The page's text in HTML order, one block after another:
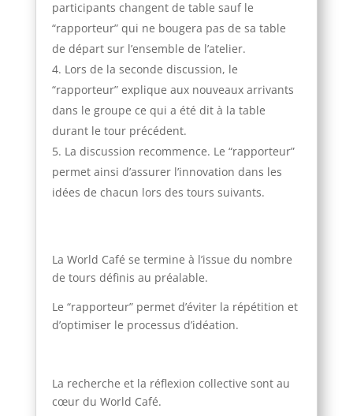
participants changent de table sauf le
“rapporteur” qui ne bougera pas de sa table
de départ sur l’ensemble de l’atelier.
Lors de la seconde discussion, le
“rapporteur” explique aux nouveaux arrivants
dans le groupe ce qui a été dit à la table
durant le tour précédent.
La discussion recommence. Le “rapporteur”
permet ainsi d’assurer l’innovation dans les
idées de chacun lors des tours suivants.
La World Café se termine à l’issue du nombre
de tours définis au préalable.
Le “rapporteur” permet d’éviter la répétition et
d’optimiser le processus d’idéation.
La recherche et la réflexion collective sont au
cœur du World Café.